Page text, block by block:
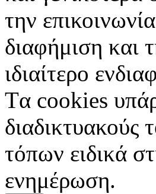
την
διαφήμιση και
ιδιαίτερο
Tα cookies
διαδικτυακούς
τόπων ειδικά
ενημέρωση.